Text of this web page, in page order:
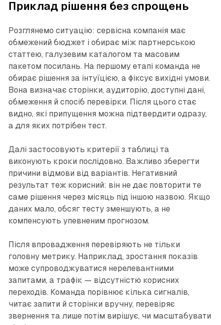
Приклад рішення без спрощень
Розглянемо ситуацію: сервісна компанія має
обмежений бюджет і обирає між партнерською
статтею, галузевим каталогом та масовим
пакетом посилань. На першому етапі команда не
обирає рішення за інтуїцією, а фіксує вихідні умови.
Вона визначає сторінки, аудиторію, доступні дані,
обмеження й спосіб перевірки. Після цього стає
видно, які припущення можна підтвердити одразу,
а для яких потрібен тест.
Далі застосовують критерії з таблиці та
виконують кроки послідовно. Важливо зберегти
причини відмови від варіантів. Негативний
результат теж корисний: він не дає повторити те
саме рішення через місяць під іншою назвою. Якщо
даних мало, обсяг тесту зменшують, а не
компенсують упевненим прогнозом.
Після впровадження перевіряють не тільки
головну метрику. Наприклад, зростання показів
може супроводжуватися нерелевантними
запитами, а трафік — відсутністю корисних
переходів. Команда порівнює кілька сигналів,
читає запити й сторінки вручну, перевіряє
звернення та лише потім вирішує, чи масштабувати